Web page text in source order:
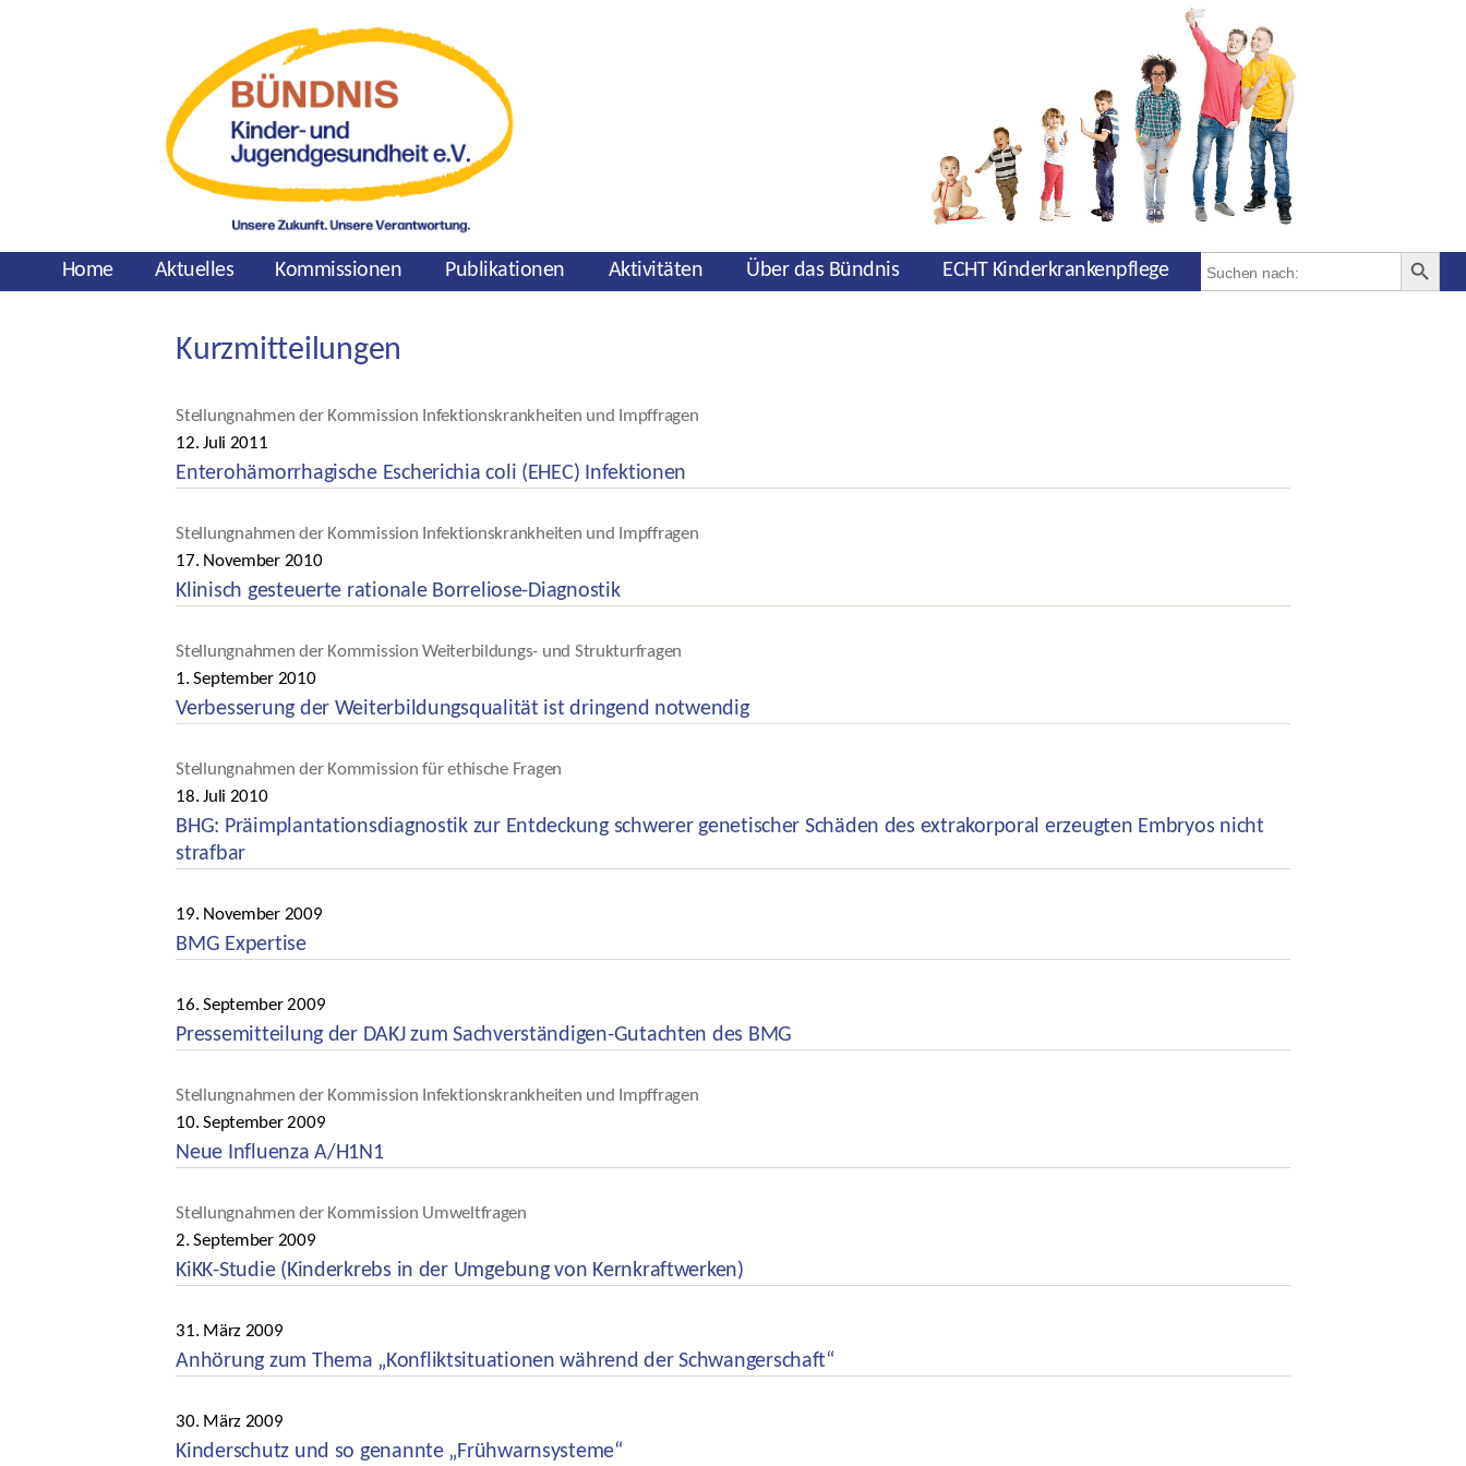
Home Aktuelles Kommissionen Publikationen Aktivitäten Über das Bündnis ECHT Kinderkrankenpflege
for:
SEARCH
Kurzmitteilungen
Kategorien
Stellungnahmen der Kommission Infektionskrankheiten und Impffragen
Veröffentlichungsdatum
12. Juli 2011
Enterohämorrhagische Escherichia coli (EHEC) Infektionen
Kategorien
Stellungnahmen der Kommission Infektionskrankheiten und Impffragen
Veröffentlichungsdatum
17. November 2010
Klinisch gesteuerte rationale Borreliose-Diagnostik
Kategorien
Stellungnahmen der Kommission Weiterbildungs- und Strukturfragen
Veröffentlichungsdatum
1. September 2010
Verbesserung der Weiterbildungsqualität ist dringend notwendig
Kategorien
Stellungnahmen der Kommission für ethische Fragen
Veröffentlichungsdatum
18. Juli 2010
BHG: Präimplantationsdiagnostik zur Entdeckung schwerer genetischer Schäden des extrakorporal erzeugten Embryos nicht
strafbar
Kategorien
Veröffentlichungsdatum
19. November 2009
BMG Expertise
Kategorien
Veröffentlichungsdatum
16. September 2009
Pressemitteilung der DAKJ zum Sachverständigen-Gutachten des BMG
Kategorien
Stellungnahmen der Kommission Infektionskrankheiten und Impffragen
Veröffentlichungsdatum
10. September 2009
Neue Influenza A/H1N1
Kategorien
Stellungnahmen der Kommission Umweltfragen
Veröffentlichungsdatum
2. September 2009
KiKK-Studie (Kinderkrebs in der Umgebung von Kernkraftwerken)
Kategorien
Veröffentlichungsdatum
31. März 2009
Anhörung zum Thema „Konfliktsituationen während der Schwangerschaft“
Kategorien
Veröffentlichungsdatum
30. März 2009
Kinderschutz und so genannte „Frühwarnsysteme“